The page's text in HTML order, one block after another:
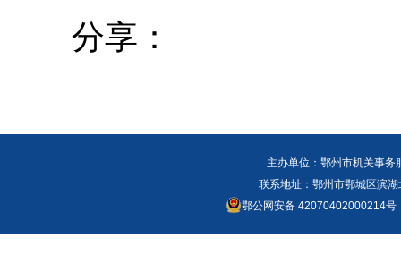
分享：
主办单位：鄂州市机关事
联系地址：鄂州市鄂城区滨
鄂公网安备 42070402000214号